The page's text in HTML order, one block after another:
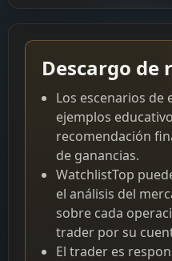
Descargo de
Los escenarios de
ejemplos
recomendación
de ganancias.
WatchlistTop
el análisis del
sobre cada
trader por su
El trader es